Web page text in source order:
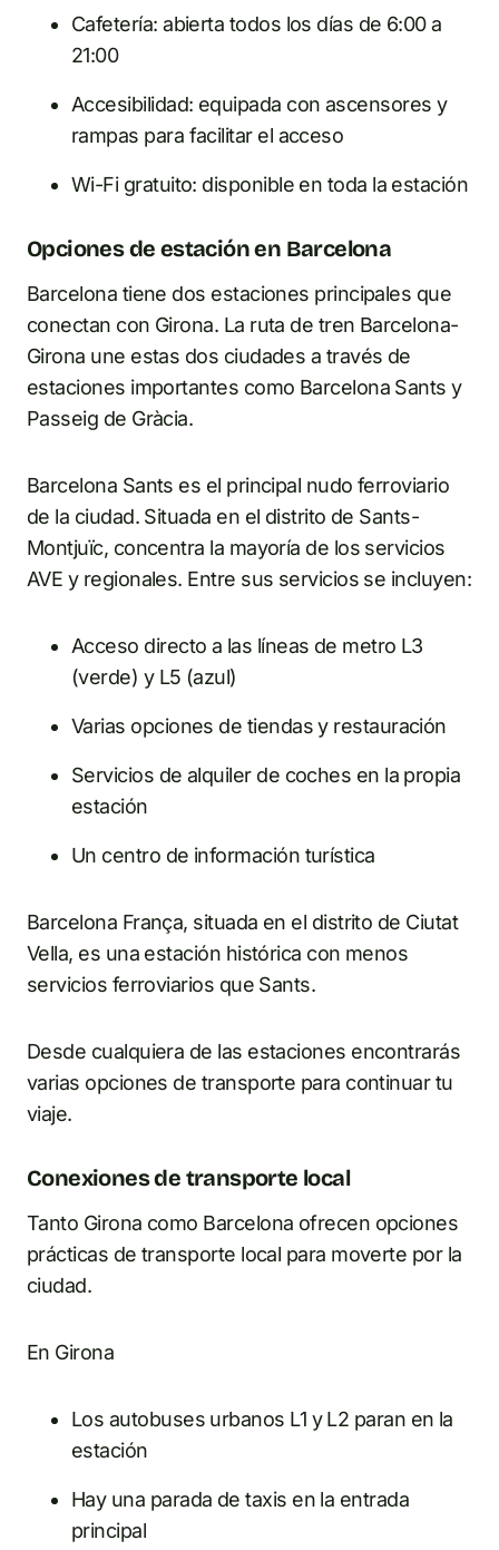
Cafetería: abierta todos los días de 6:00 a
21:00
Accesibilidad: equipada con ascensores y
rampas para facilitar el acceso
Wi-Fi gratuito: disponible en toda la estación
Opciones de estación en Barcelona
Barcelona tiene dos estaciones principales que
conectan con Girona. La ruta de tren Barcelona-
Girona une estas dos ciudades a través de
estaciones importantes como Barcelona Sants y
Passeig de Gràcia.
Barcelona Sants es el principal nudo ferroviario
de la ciudad. Situada en el distrito de Sants-
Montjuïc, concentra la mayoría de los servicios
AVE y regionales. Entre sus servicios se incluyen:
Acceso directo a las líneas de metro L3
(verde) y L5 (azul)
Varias opciones de tiendas y restauración
Servicios de alquiler de coches en la propia
estación
Un centro de información turística
Barcelona França, situada en el distrito de Ciutat
Vella, es una estación histórica con menos
servicios ferroviarios que Sants.
Desde cualquiera de las estaciones encontrarás
varias opciones de transporte para continuar tu
viaje.
Conexiones de transporte local
Tanto Girona como Barcelona ofrecen opciones
prácticas de transporte local para moverte por la
ciudad.
En Girona
Los autobuses urbanos L1 y L2 paran en la
estación
Hay una parada de taxis en la entrada
principal